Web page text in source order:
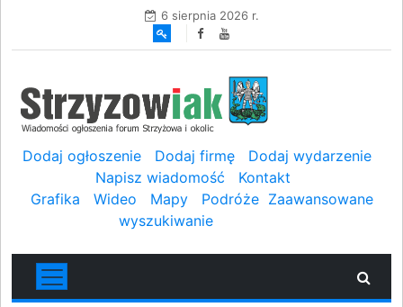
6 sierpnia 2026 r.
Dodaj ogłoszenie Dodaj firmę
Dodaj wydarzenie
Napisz wiadomość
Kontakt
Grafika
Wideo Mapy Podróże Zaawansowane
wyszukiwanie